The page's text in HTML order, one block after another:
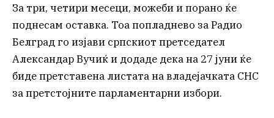
За три, четири месеци, можеби и порано ќе
поднесам оставка. Тоа попладнево за Радио
Белград го изјави српскиот претседател
Александар Вучиќ и додаде дека на 27 јуни ќе
биде претставена листата на владејачката СНС
за претстојните парламентарни избори.